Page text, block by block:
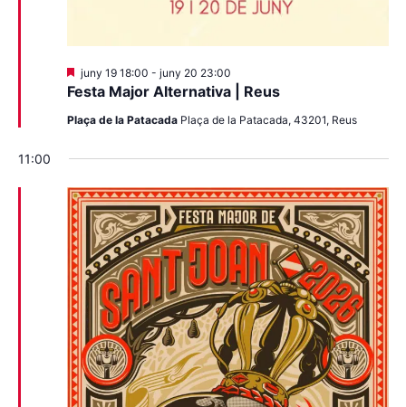
Festa Major Alternativa | Reus
Destacats
juny 19 18:00 - juny 20 23:00
Plaça de la Patacada Plaça de la Patacada, 43201, Reus
11:00